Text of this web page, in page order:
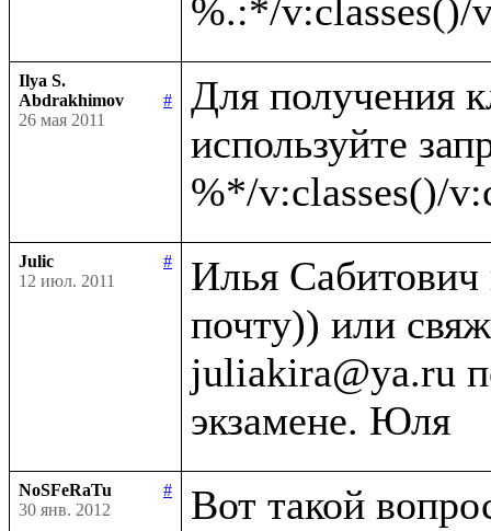
Ilya S.
Abdrakhimov
#
26 мая 2011
Для получения
используйте
Julic
#
12 июл. 2011
Илья
почту)) или
juliakira@ya.ru
NoSFeRaTu
#
30 янв. 2012
Вот такой